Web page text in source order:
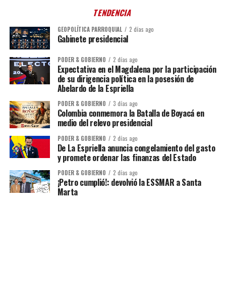
TENDENCIA
GEOPOLÍTICA PARROQUIAL 2 días ago
Gabinete presidencial
PODER & GOBIERNO 2 días ago
Expectativa en el Magdalena por la participación
de su dirigencia política en la posesión de
Abelardo de la Espriella
PODER & GOBIERNO 3 días ago
Colombia conmemora la Batalla de Boyacá en
medio del relevo presidencial
PODER & GOBIERNO 2 días ago
De La Espriella anuncia congelamiento del gasto
y promete ordenar las finanzas del Estado
PODER & GOBIERNO 2 días ago
¡Petro cumplió!: devolvió la ESSMAR a Santa
Marta